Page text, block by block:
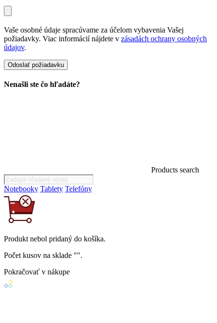
Vaše osobné údaje spracúvame za účelom vybavenia Vašej
požiadavky. Viac informácií nájdete v zásadách ochrany osobných
údajov.
Nenašli ste čo hľadáte?
Products search
Notebooky Tablety Telefóny
Produkt nebol pridaný do košíka.
Počet kusov na sklade "".
Pokračovať v nákupe